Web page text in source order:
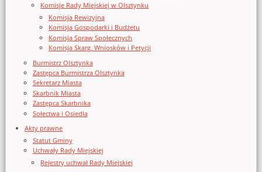
Komisje Rady Miejskiej w Olsztynku
Komisja Rewizyjna
Komisja Gospodarki i Budżetu
Komisja Spraw Społecznych
Komisja Skarg, Wniosków i Petycji
Burmistrz Olsztynka
Zastępca Burmistrza Olsztynka
Sekretarz Miasta
Skarbnik Miasta
Zastępca Skarbnika
Sołectwa i Osiedla
Akty prawne
Statut Gminy
Uchwały Rady Miejskiej
Rejestry uchwał Rady Miejskiej